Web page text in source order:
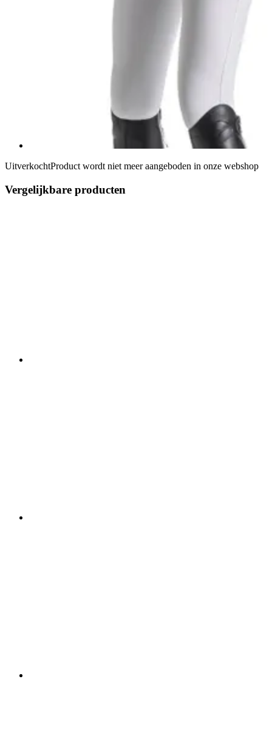
UitverkochtProduct wordt niet meer aangeboden in onze webshop
Vergelijkbare producten